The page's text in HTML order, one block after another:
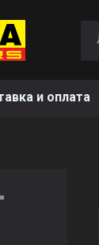
и оплата